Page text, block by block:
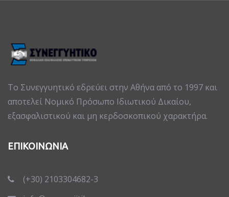
Το Συνεγγυητικό εδρεύει στην Αθήνα από το 1997 και
αποτελεί Νομικό Πρόσωπο Ιδιωτικού Δικαίου,
εξασφαλιστικού και μη κερδοσκοπικού χαρακτήρα.
ΕΠΙΚΟΙΝΩΝΙΑ
(+30) 2103304682-3